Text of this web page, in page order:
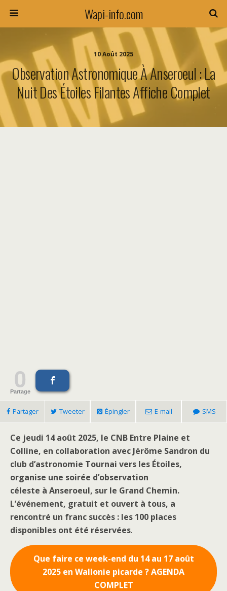
Wapi-info.com
10 Août 2025
Observation Astronomique À Anseroeul : La
Nuit Des Étoiles Filantes Affiche Complet
0
Partage
Partager Tweeter Épingler E-mail SMS
Ce jeudi 14 août 2025, le CNB Entre Plaine et
Colline, en collaboration avec Jérôme Sandron du
club d’astronomie Tournai vers les Étoiles,
organise une soirée d’observation
céleste à Anseroeul, sur le Grand Chemin.
L’événement, gratuit et ouvert à tous, a
rencontré un franc succès : les 100 places
disponibles ont été réservées.
Que faire ce week-end du 14 au 17 août
2025 en Wallonie picarde ? AGENDA
COMPLET